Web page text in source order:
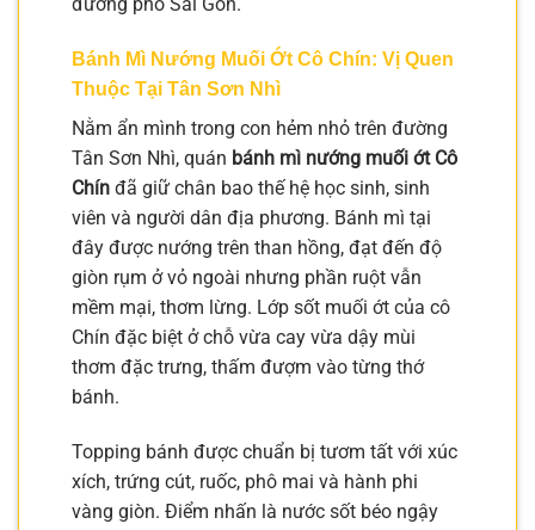
Bánh Mì Nướng Muối Ớt Cô Chín: Vị Quen
Thuộc Tại Tân Sơn Nhì
Nằm ẩn mình trong con hẻm nhỏ trên đường
Tân Sơn Nhì, quán bánh mì nướng muối ớt Cô
Chín đã giữ chân bao thế hệ học sinh, sinh
viên và người dân địa phương. Bánh mì tại
đây được nướng trên than hồng, đạt đến độ
giòn rụm ở vỏ ngoài nhưng phần ruột vẫn
mềm mại, thơm lừng. Lớp sốt muối ớt của cô
Chín đặc biệt ở chỗ vừa cay vừa dậy mùi
thơm đặc trưng, thấm đượm vào từng thớ
bánh.
Topping bánh được chuẩn bị tươm tất với xúc
xích, trứng cút, ruốc, phô mai và hành phi
vàng giòn. Điểm nhấn là nước sốt béo ngậy